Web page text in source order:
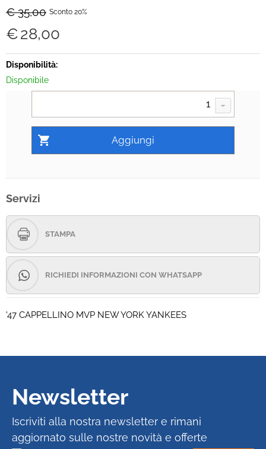
€ 35,00 Sconto 20%
€28,00
Disponibilità:
Disponibile
Servizi
STAMPA
RICHIEDI INFORMAZIONI CON WHATSAPP
'47 CAPPELLINO MVP NEW YORK YANKEES
Newsletter
Iscriviti alla nostra newsletter e rimani
aggiornato sulle nostre novità e offerte